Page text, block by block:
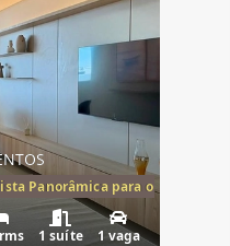
Panorâmica para o Mar, 2
1 suíte 1 vaga